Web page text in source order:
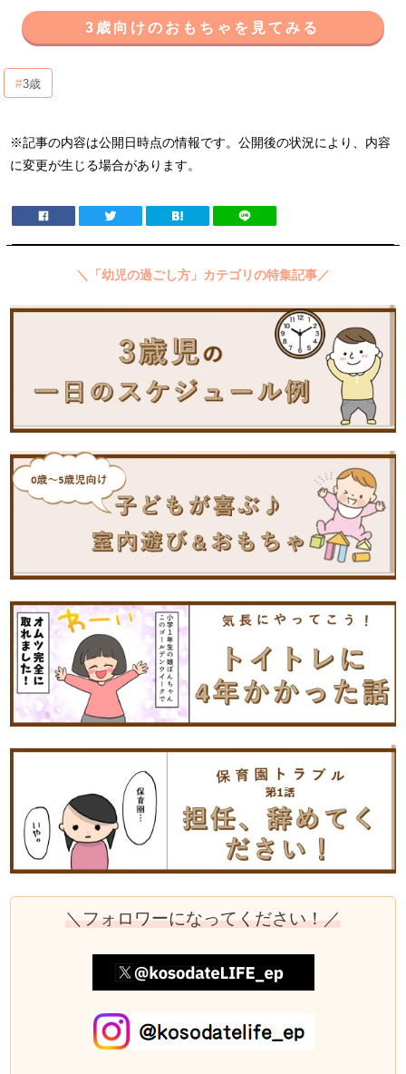
3歳向けのおもちゃを見てみる
3歳
※記事の内容は公開日時点の情報です。公開後の状況により、内容
に変更が生じる場合があります。
＼「幼児の過ごし方」カテゴリの特集記事／
＼フォロワーになってください！／